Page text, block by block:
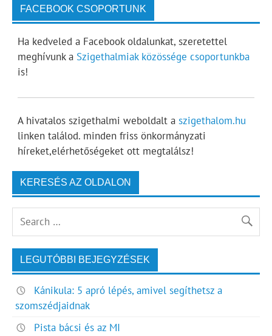
FACEBOOK CSOPORTUNK
Ha kedveled a Facebook oldalunkat, szeretettel
meghívunk a Szigethalmiak közössége csoportunkba
is!
A hivatalos szigethalmi weboldalt a szigethalom.hu
linken találod. minden friss önkormányzati
híreket,elérhetőségeket ott megtalálsz!
KERESÉS AZ OLDALON
LEGUTÓBBI BEJEGYZÉSEK
Kánikula: 5 apró lépés, amivel segíthetsz a
szomszédjaidnak
Pista bácsi és az MI